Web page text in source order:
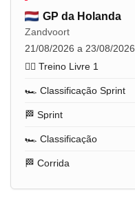
GP da Holanda
Zandvoort
21/08/2026 a 23/08/2026
🏋️‍♂️ Treino Livre 1
🏎️ Classificação Sprint
🏁 Sprint
🏎️ Classificação
🏁 Corrida